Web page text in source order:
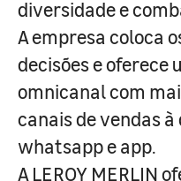
diversidade e
A empresa coloca
decisões e oferece
omnicanal com
canais de vendas
whatsapp e app.
A LEROY MERLIN